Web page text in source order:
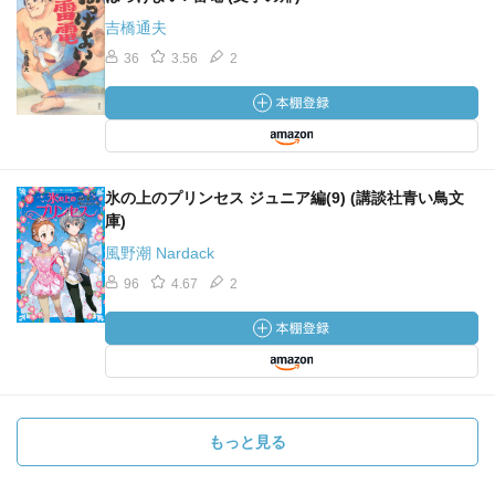
吉橋通夫
36 3.56 2
氷の上のプリンセス ジュニア編(9) (講談社青い鳥文
庫)
風野潮 Nardack
96 4.67 2
もっと見る